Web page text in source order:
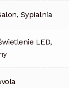
Sypialnia
LED,